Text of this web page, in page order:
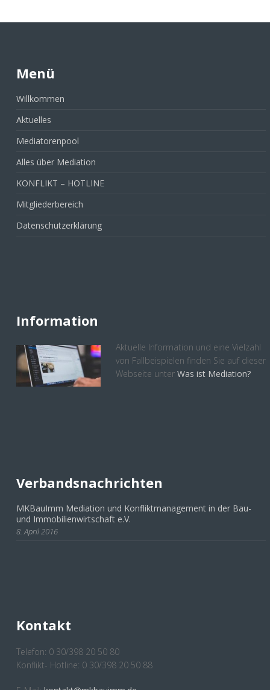
Menü
Willkommen
Aktuelles
Mediatorenpool
Alles über Mediation
KONFLIKT – HOTLINE
Mitgliederbereich
Datenschutzerklärung
Information
Aktuelle Information und eine Vielzahl
von Fallbeispielen finden Sie auf dieser
Webseite unter Was ist Mediation?
Verbandsnachrichten
MKBauImm Mediation und Konfliktmanagement in der Bau-
und Immobilienwirtschaft e.V.
8. April 2016
Kontakt
Telefon: 0 30/398 20 50 80
Konflikt- Hotline: 0 30/398 20 50 88